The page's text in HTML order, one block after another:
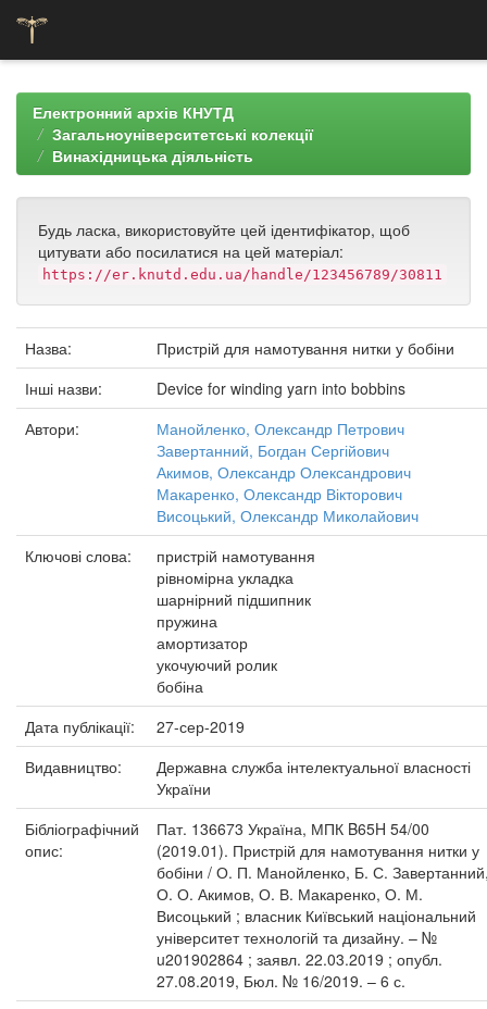
navigationЕлектронний архів КНУТД
Загальноуніверситетські колекції
Винахідницька діяльність
Будь ласка, використовуйте цей ідентифікатор, щоб
цитувати або посилатися на цей матеріал:
https://er.knutd.edu.ua/handle/123456789/30811
Назва:
Пристрій для намотування нитки у бобіни
Інші назви:
Device for winding yarn into bobbins
Автори:
Манойленко, Олександр Петрович
Завертанний, Богдан Сергійович
Акимов, Олександр Олександрович
Макаренко, Олександр Вікторович
Висоцький, Олександр Миколайович
Ключові слова:
пристрій намотування
рівномірна укладка
шарнірний підшипник
пружина
амортизатор
укочуючий ролик
бобіна
Дата публікації:
27-сер-2019
Видавництво:
Державна служба інтелектуальної власності
України
Бібліографічний
опис:
Пат. 136673 Україна, МПК B65H 54/00
(2019.01). Пристрій для намотування нитки у
бобіни / О. П. Манойленко, Б. С.
О. О. Акимов, О. В. Макаренко, О. М.
Висоцький ; власник Київський національний
університет технологій та дизайну. – №
u201902864 ; заявл. 22.03.2019 ; опубл.
27.08.2019, Бюл. № 16/2019. – 6 с.